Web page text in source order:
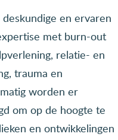
en ervaren
met burn-out
relatie- en
trauma en
worden er
om op de hoogte te
en ontwikkelingen